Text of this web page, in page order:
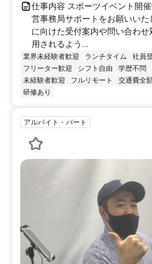
仕事内容 スポーツイベント開
営事務局サポートをお願いい
に向けた受付案内や問い合わ
用されるよう...
業界未経験者歓迎 ランチタイム 社員
フリーター歓迎
シフト自由 学歴不問
未経験者歓迎
フルリモート 交通費全
研修あり
アルバイト・パート